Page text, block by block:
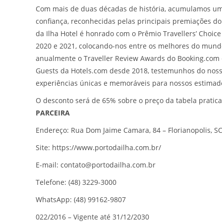
Com mais de duas décadas de história, acumulamos
confiança, reconhecidas pelas principais premiações
da Ilha Hotel é honrado com o Prêmio Travellers’
2020 e 2021, colocando-nos entre os melhores do
anualmente o Traveller Review Awards do Booking.com
Guests da Hotels.com desde 2018, testemunhos do
experiências únicas e memoráveis para nossos
O desconto será de 65% sobre o preço da tabela
PARCEIRA
Endereço: Rua Dom Jaime Camara, 84 – Florianopolis,
Site: https://www.portodailha.com.br/
E-mail: contato@portodailha.com.br
Telefone: (48) 3229-3000
WhatsApp: (48) 99162-9807
022/2016 – Vigente até 31/12/2030